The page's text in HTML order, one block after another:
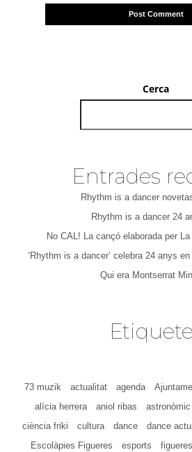
Cerca
Entrades
Rhythm is a dancer
Rhythm is a dancer 24
No CAL! La cançó elaborada per
‘Rhythm is a dancer’ celebra 24 anys
Qui era Montserrat
73 muzik actualitat agenda
alícia herrera
aniol ribas astronòmic
ciència friki
cultura dance dance
Escolàpies Figueres
esports figueres